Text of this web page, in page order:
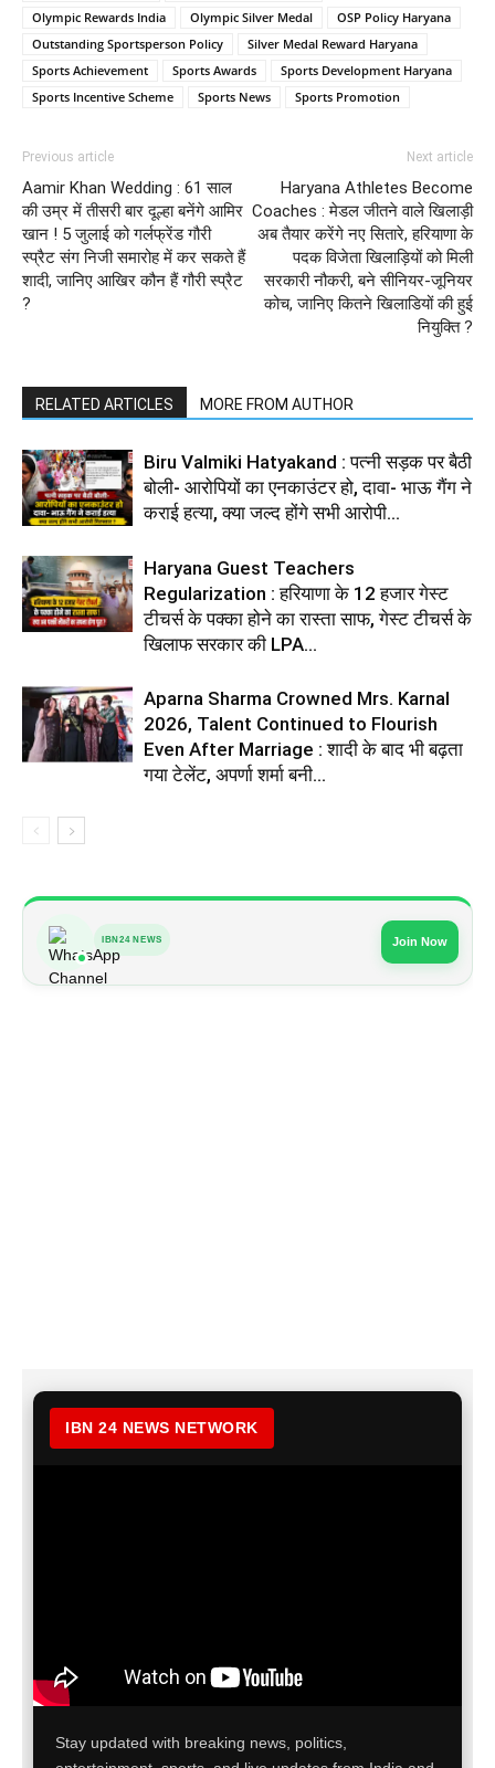
Olympic Rewards India Olympic Silver Medal
OSP Policy Haryana
Outstanding Sportsperson Policy
Silver Medal Reward Haryana
Sports Achievement
Sports Awards
Sports Development Haryana
Sports Incentive Scheme
Sports News Sports Promotion
Previous article
Aamir Khan Wedding : 61 साल
की उम्र में तीसरी बार दूल्हा बनेंगे आमिर
खान ! 5 जुलाई को गर्लफ्रेंड गौरी
स्प्रैट संग निजी समारोह में कर सकते हैं
शादी, जानिए आखिर कौन हैं गौरी स्प्रैट
?
Next article
Haryana Athletes Become
Coaches : मेडल जीतने वाले खिलाड़ी
अब तैयार करेंगे नए सितारे, हरियाणा के
पदक विजेता खिलाड़ियों को मिली
सरकारी नौकरी, बने सीनियर-जूनियर
कोच, जानिए कितने खिलाडियों की हुई
नियुक्ति ?
RELATED ARTICLES MORE FROM AUTHOR
Biru Valmiki Hatyakand : पत्नी सड़क पर बैठी
बोली- आरोपियों का एनकाउंटर हो, दावा- भाऊ गैंग ने
कराई हत्या, क्या जल्द होंगे सभी आरोपी...
Haryana Guest Teachers
Regularization : हरियाणा के 12 हजार गेस्ट
टीचर्स के पक्का होने का रास्ता साफ, गेस्ट टीचर्स के
खिलाफ सरकार की LPA...
Aparna Sharma Crowned Mrs. Karnal
2026, Talent Continued to Flourish
Even After Marriage : शादी के बाद भी बढ़ता
गया टेलेंट, अपर्णा शर्मा बनी...
IBN24 NEWS Join Now
IBN 24 NEWS NETWORK
Stay updated with breaking news, politics,